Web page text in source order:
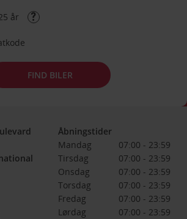
år
FIND BILER
Åbningstider
Mandag
07:00 - 23:59
Tirsdag
07:00 - 23:59
Onsdag
07:00 - 23:59
Torsdag
07:00 - 23:59
Fredag
07:00 - 23:59
Lørdag
07:00 - 23:59